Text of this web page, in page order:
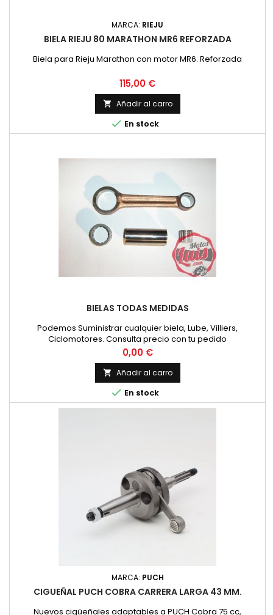
MARCA: RIEJU
BIELA RIEJU 80 MARATHON MR6 REFORZADA
Biela para Rieju Marathon con motor MR6. Reforzada
Precio
115,00 €
 Añadir al carro
 En stock
BIELAS TODAS MEDIDAS
Podemos Suministrar cualquier biela, Lube, Villiers,
Ciclomotores. Consulta precio con tu pedido
Precio
0,00 €
 Añadir al carro
 En stock
MARCA: PUCH
CIGUEÑAL PUCH COBRA CARRERA LARGA 43 MM.
Nuevos cigüeñales adaptables a PUCH Cobra 75 cc,